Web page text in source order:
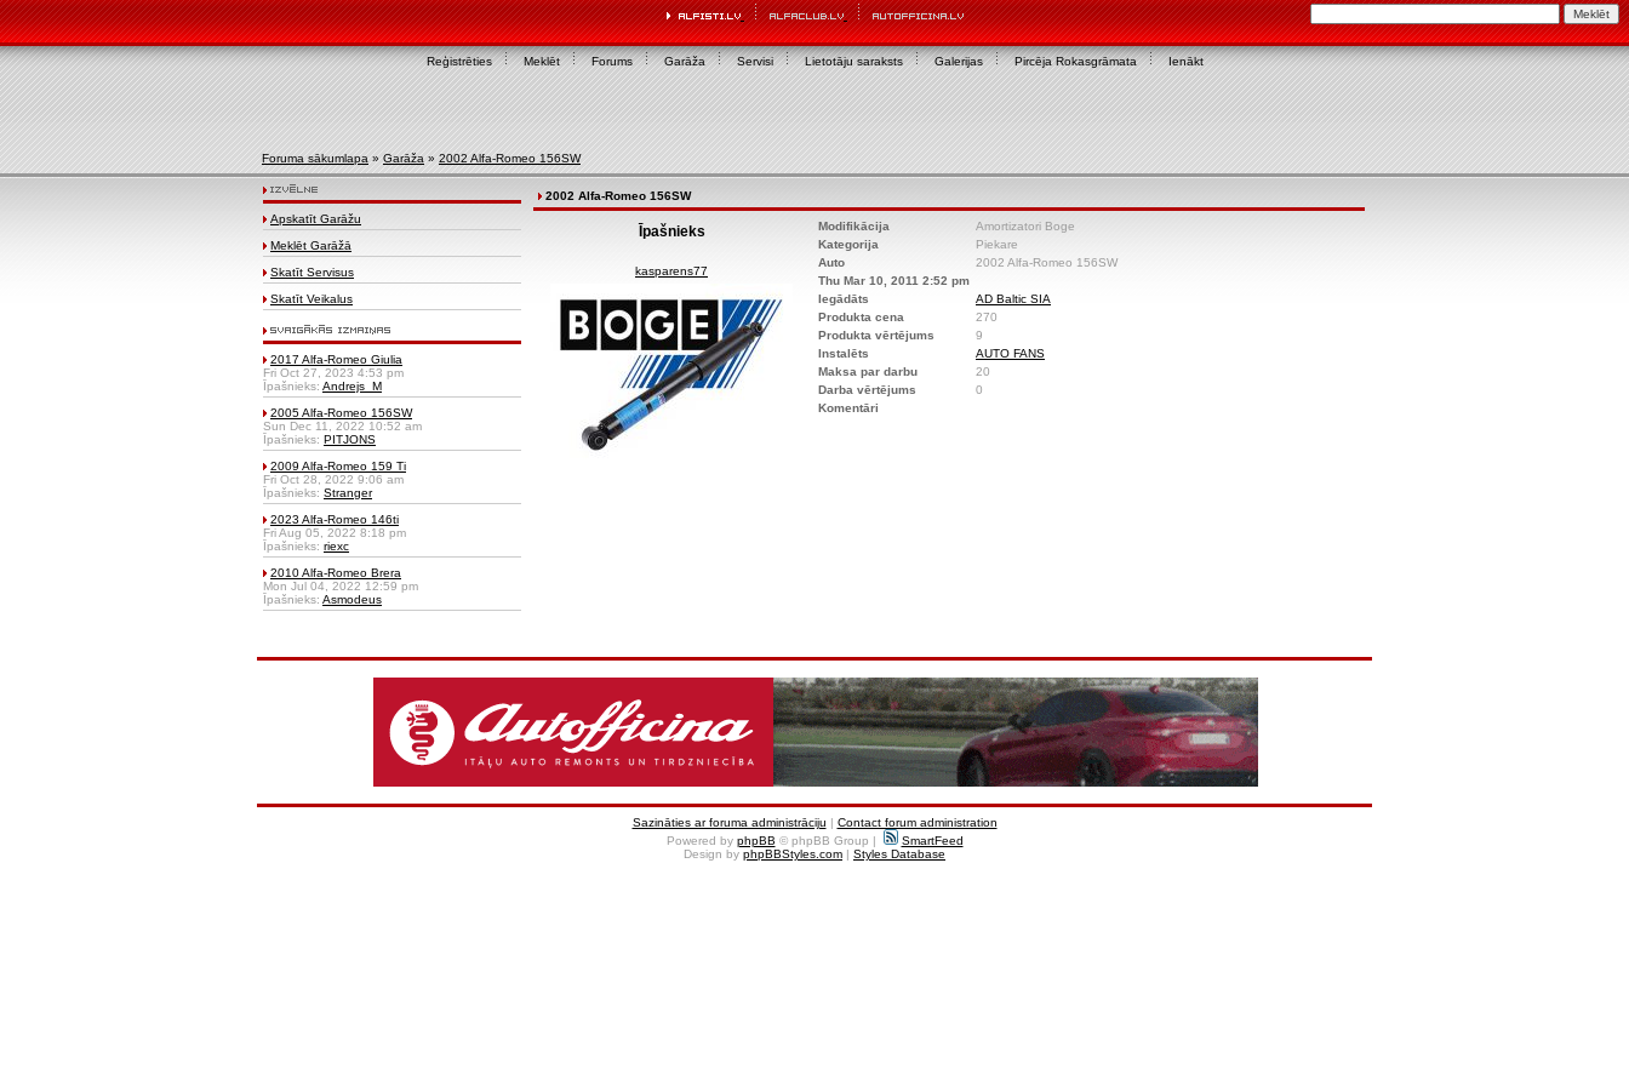
Reģistrēties Meklēt Forums Garāža Servisi Lietotāju saraksts Galerijas Pircēja Rokasgrāmata Ienākt
Foruma sākumlapa » Garāža » 2002 Alfa-Romeo 156SW
Apskatīt Garāžu
Meklēt Garāžā
Skatīt Servisus
Skatīt Veikalus
2017 Alfa-Romeo Giulia
Fri Oct 27, 2023 4:53 pm
Īpašnieks: Andrejs_M
2005 Alfa-Romeo 156SW
Sun Dec 11, 2022 10:52 am
Īpašnieks: PITJONS
2009 Alfa-Romeo 159 Ti
Fri Oct 28, 2022 9:06 am
Īpašnieks: Stranger
2023 Alfa-Romeo 146ti
Fri Aug 05, 2022 8:18 pm
Īpašnieks: riexc
2010 Alfa-Romeo Brera
Mon Jul 04, 2022 12:59 pm
Īpašnieks: Asmodeus
2002 Alfa-Romeo 156SW
Īpašnieks
kasparens77
Modifikācija
Amortizatori Boge
Kategorija
Piekare
Auto
2002 Alfa-Romeo 156SW
Thu Mar 10, 2011 2:52 pm
Iegādāts
AD Baltic SIA
Produkta cena
270
Produkta vērtējums
9
Instalēts
AUTO FANS
Maksa par darbu
20
Darba vērtējums
0
Komentāri
Sazināties ar foruma administrāciju | Contact forum administration
Powered by phpBB © phpBB Group |
SmartFeed
Design by phpBBStyles.com | Styles Database